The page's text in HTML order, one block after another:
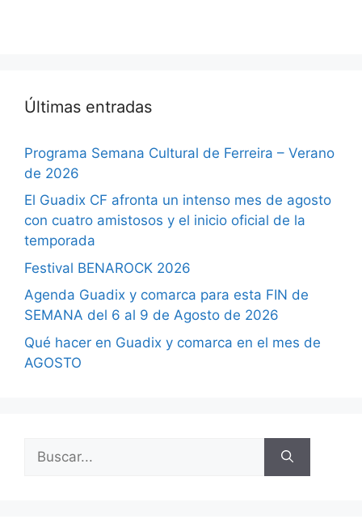
Últimas entradas
Programa Semana Cultural de Ferreira – Verano
de 2026
El Guadix CF afronta un intenso mes de agosto
con cuatro amistosos y el inicio oficial de la
temporada
Festival BENAROCK 2026
Agenda Guadix y comarca para esta FIN de
SEMANA del 6 al 9 de Agosto de 2026
Qué hacer en Guadix y comarca en el mes de
AGOSTO